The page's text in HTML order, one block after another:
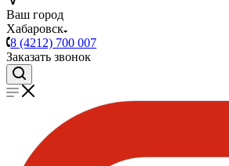
Ваш город
Хабаровск
8 (4212) 700 007
Заказать звонок